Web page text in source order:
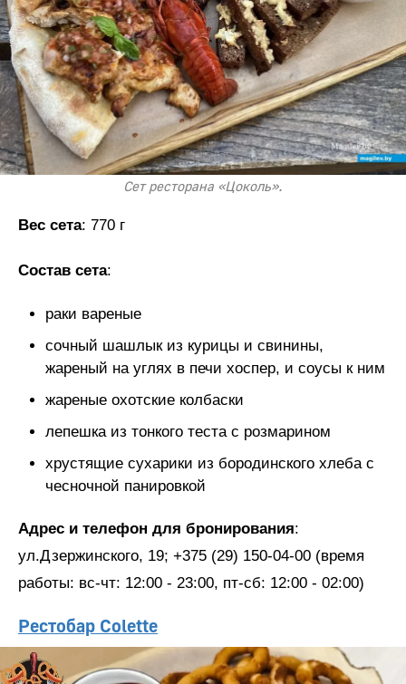
Сет ресторана «Цоколь».
Вес сета: 770 г
Состав сета:
раки вареные
сочный шашлык из курицы и свинины,
жареный на углях в печи хоспер, и соусы к ним
жареные охотские колбаски
лепешка из тонкого теста с розмарином
хрустящие сухарики из бородинского хлеба с
чесночной панировкой
Адрес и телефон для бронирования:
ул.Дзержинского, 19; +375 (29) 150-04-00 (время
работы: вс-чт: 12:00 - 23:00, пт-сб: 12:00 - 02:00)
Рестобар Colette